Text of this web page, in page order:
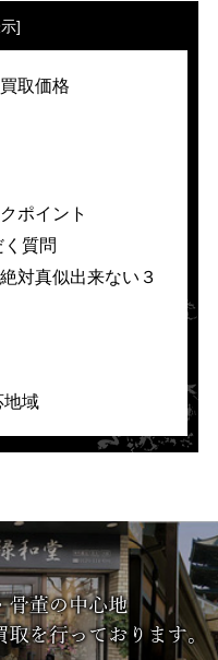
]
取価格
ポイント
質問
対真似出来ない３
地域